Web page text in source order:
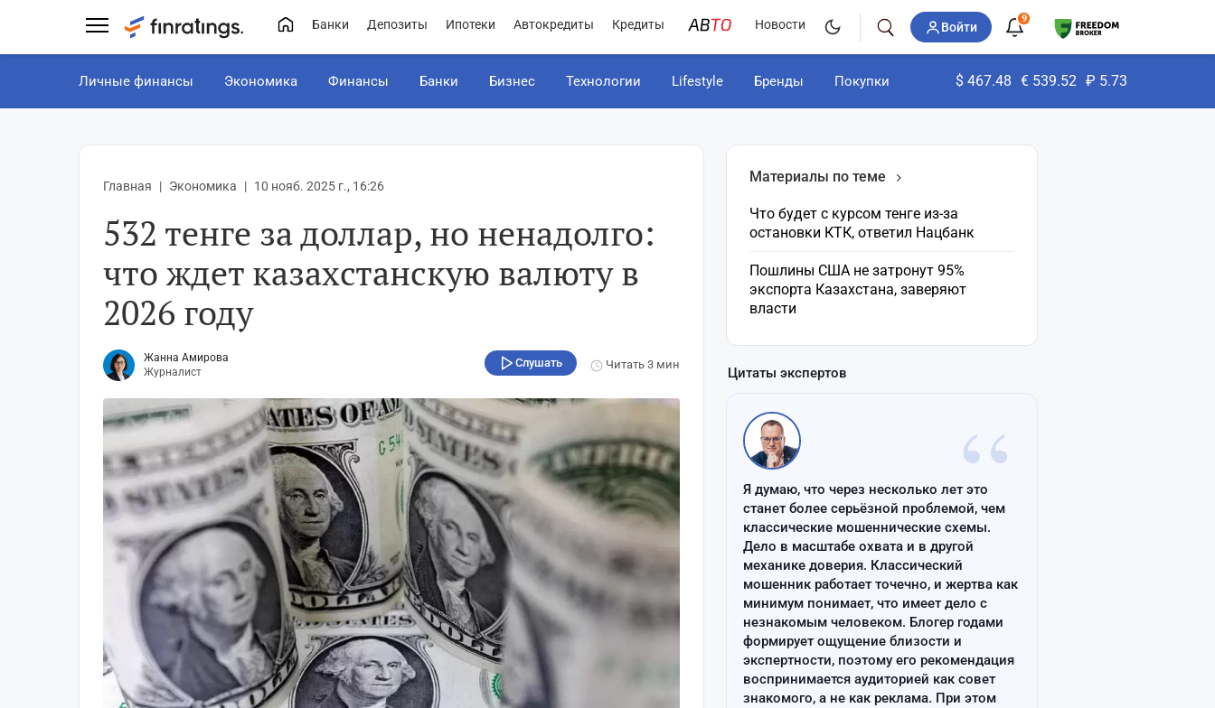
Банки Депозиты Ипотеки Автокредиты Кредиты Новости Войти
9
Личные финансы Экономика Финансы Банки Бизнес Технологии Lifestyle Бренды Покупки $ 467.48 € 539.52 ₽ 5.73
Главная Экономика 10 нояб. 2025 г., 16:26
532 тенге за доллар, но ненадолго:
что ждет казахстанскую валюту в
2026 году
Жанна Амирова
Журналист
Слушать Читать3 мин
Материалы по теме
Что будет с курсом тенге из-за
остановки КТК, ответил Нацбанк
Пошлины США не затронут 95%
экспорта Казахстана, заверяют
власти
Цитаты экспертов
“
Я думаю, что через несколько лет это
станет более серьёзной проблемой, чем
классические мошеннические схемы.
Дело в масштабе охвата и в другой
механике доверия. Классический
мошенник работает точечно, и жертва как
минимум понимает, что имеет дело с
незнакомым человеком. Блогер годами
формирует ощущение близости и
экспертности, поэтому его рекомендация
воспринимается аудиторией как совет
знакомого, а не как реклама. При этом